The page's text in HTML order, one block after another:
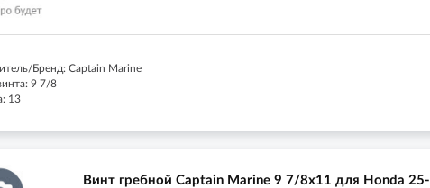
Бренд: Captain Marine
9 7/8
13
Винт гребной Captain Marine 9 7/8x11 для Honda 25-